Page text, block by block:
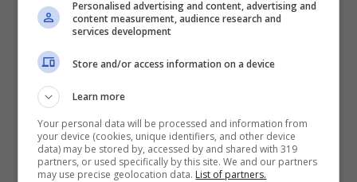
come sia giunto il momento di riservargli il
4. Cambiamento imprevisto
del colore e/o della
consistenza
Personalised advertising and content, advertising and
content measurement, audience research and
services development
Store and/or access information on a device
Learn more
Your personal data will be processed and information from
your device (cookies, unique identifiers, and other device
data) may be stored by, accessed by and shared with 319
partners, or used specifically by this site. We and our partners
may use precise geolocation data. List of partners.